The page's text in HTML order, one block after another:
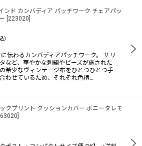
ンド カンバディア パッチワーク チェアパッ
223020
)
伝わるカンバディアパッチワーク。 サリ
など、華やかな刺繍やビーズが施された
希少なヴィンテージ布をひとつひとつ手
わせているため、それぞれ色柄…
クプリント クッションカバー ボニータレモ